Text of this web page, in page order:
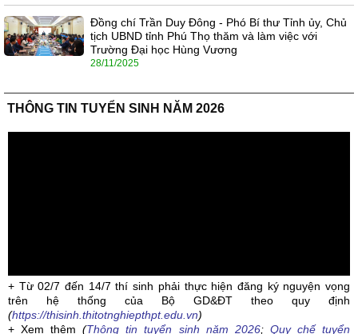
Đồng chí Trần Duy Đông - Phó Bí thư Tỉnh ủy, Chủ
tịch UBND tỉnh Phú Thọ thăm và làm việc với
Trường Đại học Hùng Vương
28/11/2025
THÔNG TIN TUYỂN SINH NĂM 2026
+ Từ 02/7 đến 14/7 thí sinh phải thực hiện đăng ký nguyện vọng
trên hệ thống của Bộ GD&ĐT theo quy định
(https://thisinh.thitotnghiepthpt.edu.vn)
+ Xem thêm(Thông tin tuyển sinh năm 2026; Quy chế tuyển